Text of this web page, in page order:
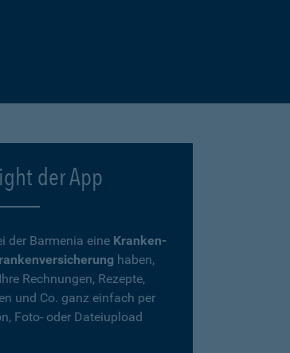
der App
der Barmenia eine Kranken-
haben,
Rechnungen, Rezepte,
und Co. ganz einfach per
Foto- oder Dateiupload